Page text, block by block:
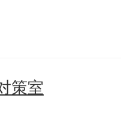
策室